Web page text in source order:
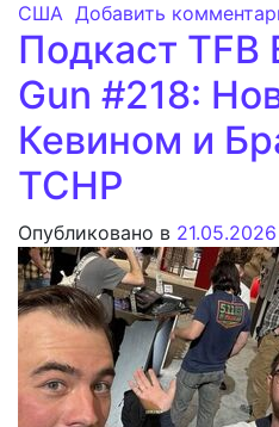
США Добавить
Подкаст TFB
Gun #218:
Кевином и
TCHP
Опубликовано в 21.05.2026